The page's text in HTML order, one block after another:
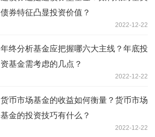
债券特征凸显投资价值？
2022-12-22
年终分析基金应把握哪六大主线？年底投
资基金需考虑的几点？
2022-12-22
货币市场基金的收益如何衡量？货币市场
基金的投资技巧有什么？
2022-12-22